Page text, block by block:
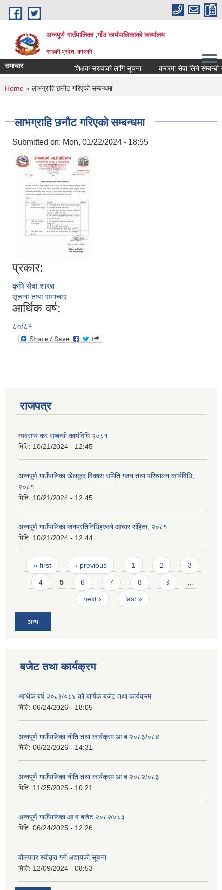
Skip to main content
अन्नपूर्ण गाउँपालिका ,गाँउ कार्यपालिकाको कार्यालय
गण्डकी प्रदेश, कास्की
समाचार शिक्षक सरुवाको लागि सूचना करारमा सेवा लिने सम्बन्धी
You are here
Home » लाभग्राहि छनौट गरिएको सम्बन्धमा
लाभग्राहि छनौट गरिएको सम्बन्धमा
Submitted on: Mon, 01/22/2024 - 18:55
प्रकार:
कृषि सेवा शाखा
सूचना तथा समाचार
आर्थिक वर्ष:
८०/८१
राजपत्र
व्यवसाय कर सम्बन्धी कार्यविधि २०८१
मिति: 10/21/2024 - 12:45
अन्नपूर्ण गाउँपालिका खेलकुद विकास समिति गठन तथा परिचालन कार्यविधि,
२०८१
मिति: 10/21/2024 - 12:45
अन्नपूर्ण गाउँपालिका जनप्रतिनिधिहरुको आचार संहिता, २०८१
मिति: 10/21/2024 - 12:44
Pages
« first ‹ previous 1 2 3
4 5 6 7 8 9
next › last »
अन्य
बजेट तथा कार्यक्रम
आर्थिक बर्ष २०८३/०८४ को बार्षिक बजेट तथा कार्यक्रम
मिति: 06/24/2026 - 18:05
अन्नपूर्ण गाउँपालिका नीति तथा कार्यक्रम आ.ब २०८३/०८४
मिति: 06/22/2026 - 14:31
अन्नपूर्ण गाउँपालिका नीति तथा कार्यक्रम आ.ब २०८२/०८३
मिति: 11/25/2025 - 10:21
अन्नपूर्ण गाउँपालिका आ.व बजेट २०८२/०८३
मिति: 06/24/2025 - 12:26
वोलपत्र स्वीकृत गर्ने आशयको सूचना
मिति: 12/09/2024 - 08:53